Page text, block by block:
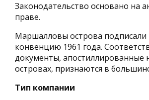
Законодательство основано на
праве.
Маршалловы острова подписали
конвенцию 1961 года.
документы,
островах, признаются в
Тип компании